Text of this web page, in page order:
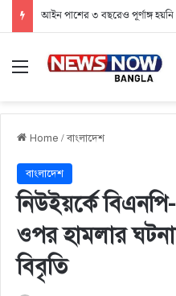
ভারপ্রাপ্ত রাষ্ট্রপতির দায়িত্ব গ্রহণ
Menu
Home /বাংলাদেশ
বাংলাদেশ
নিউইয়র্কে
ওপর হামলার
বিবৃতি